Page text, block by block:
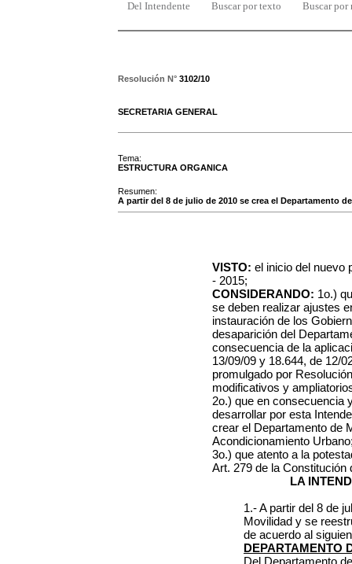
Del Intendente Buscar por texto Buscar por
Resolución N° 3102/10
SECRETARIA GENERAL
Tema:
ESTRUCTURA ORGANICA
Resumen:
A partir del 8 de julio de 2010 se crea el Departamento
VISTO: el inicio del nuevo
- 2015;
CONSIDERANDO: 1o.)
se deben realizar ajustes
instauración de los
desaparición del
consecuencia de la
13/09/09 y 18.644, de 12/
promulgado por
modificativos y
2o.) que en consecuencia
desarrollar por esta
crear el Departamento de
Acondicionamiento
3o.) que atento a la
Art. 279 de la Constitución
LA
1.- A partir del 8 de
Movilidad y se
de acuerdo al
DEPARTAMENTO
Del Departamento